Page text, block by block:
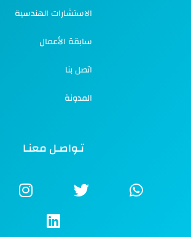
الاستشارات الهندسية
سابقة الأعمال
اتصل بنا
المدونة
تـواصـل معنـا